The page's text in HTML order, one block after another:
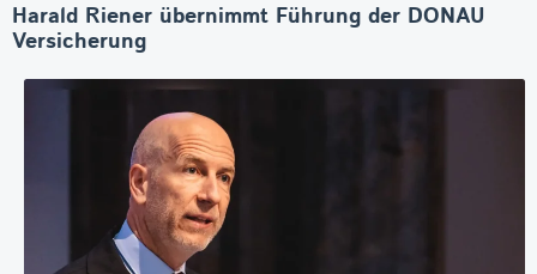
Harald Riener übernimmt Führung der DONAU
Versicherung